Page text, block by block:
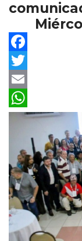
Facebook
Twitter
Email
WhatsApp